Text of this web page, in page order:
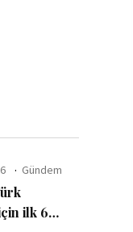
Gündem
ilk 6